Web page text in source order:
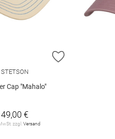
HINZUFÜGEN
STETSON
Cap "Mahalo"
49,00 €
zzgl.Versand